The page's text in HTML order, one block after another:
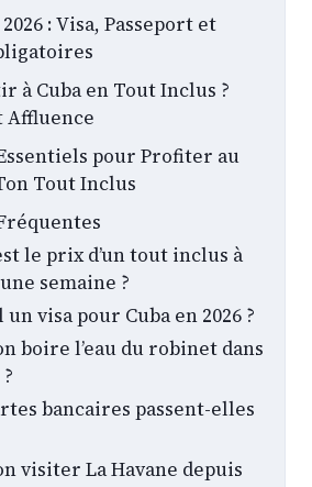
: Visa, Passeport et
à Cuba en Tout Inclus ?
Affluence
pour Profiter au
Tout Inclus
le prix d’un tout inclus à
semaine ?
visa pour Cuba en 2026 ?
boire l’eau du robinet dans
bancaires passent-elles
visiter La Havane depuis